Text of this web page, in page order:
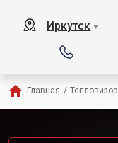
Иркутск ▼
Главная / Тепловизор